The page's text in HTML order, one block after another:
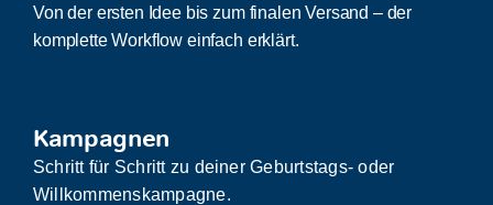
Von der ersten Idee bis zum finalen Versand – der
komplette Workflow einfach erklärt.
Kampagnen
Schritt für Schritt zu deiner Geburtstags- oder
Willkommenskampagne.